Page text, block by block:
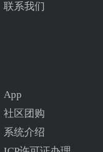
联系我们
App
社区团购
系统介绍